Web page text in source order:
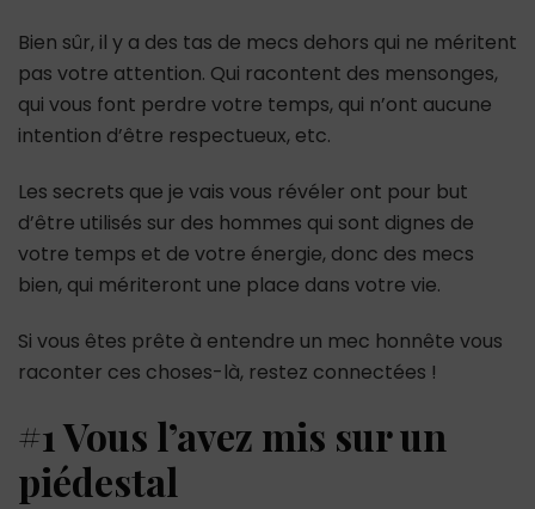
Bien sûr, il y a des tas de mecs dehors qui ne méritent
pas votre attention. Qui racontent des mensonges,
qui vous font perdre votre temps, qui n’ont aucune
intention d’être respectueux, etc.
Les secrets que je vais vous révéler ont pour but
d’être utilisés sur des hommes qui sont dignes de
votre temps et de votre énergie, donc des mecs
bien, qui mériteront une place dans votre vie.
Si vous êtes prête à entendre un mec honnête vous
raconter ces choses-là, restez connectées !
#1 Vous l’avez mis sur un
piédestal